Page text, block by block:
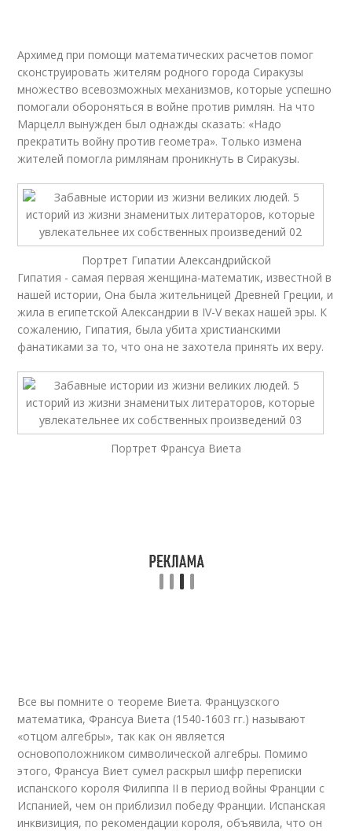
Архимед при помощи математических расчетов помог
сконструировать жителям родного города Сиракузы
множество всевозможных механизмов, которые успешно
помогали обороняться в войне против римлян. На что
Марцелл вынужден был однажды сказать: «Надо
прекратить войну против геометра». Только измена
жителей помогла римлянам проникнуть в Сиракузы.
Портрет Гипатии Александрийской
Гипатия - самая первая женщина-математик, известной в
нашей истории, Она была жительницей Древней Греции, и
жила в египетской Александрии в IV-V веках нашей эры. К
сожалению, Гипатия, была убита христианскими
фанатиками за то, что она не захотела принять их веру.
Портрет Франсуа Виета
Все вы помните о теореме Виета. Французского
математика, Франсуа Виета (1540-1603 гг.) называют
«отцом алгебры», так как он является
основоположником символической алгебры. Помимо
этого, Франсуа Виет сумел раскрыл шифр переписки
испанского короля Филиппа II в период войны Франции с
Испанией, чем он приблизил победу Франции. Испанская
инквизиция, по рекомендации короля, объявила, что он